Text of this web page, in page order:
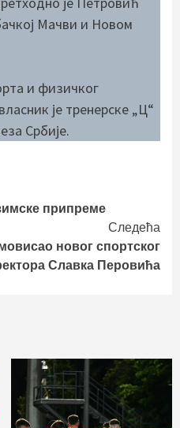
Мачви и Новом
и физичког
је тренерске „Ц“
Србије.
припреме
Следећа
новог спортског
Славка Перовића